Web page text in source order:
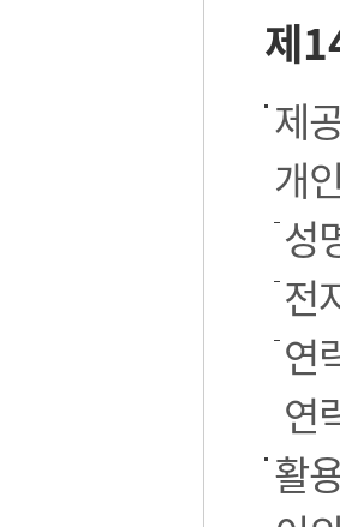
제
제
개
성
전
연
연
활